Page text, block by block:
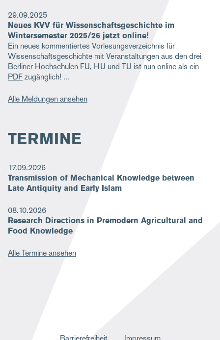
29.09.2025
Neues KVV für Wissenschaftsgeschichte im
Wintersemester 2025/26 jetzt online!
Ein neues kommentiertes Vorlesungsverzeichnis für
Wissenschaftsgeschichte mit Veranstaltungen aus den drei
Berliner Hochschulen FU, HU und TU ist nun online als ein
PDFzugänglich!
Alle Meldungen ansehen
TERMINE
17.09.2026
Transmission of Mechanical Knowledge between
Late Antiquity and Early Islam
08.10.2026
Research Directions in Premodern Agricultural and
Food Knowledge
Alle Termine ansehen